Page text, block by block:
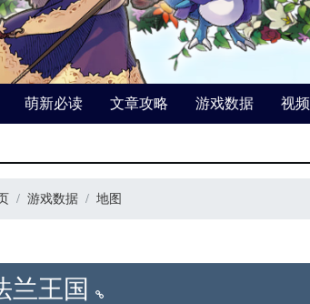
萌新必读 文章攻略 游戏数据 视频
游戏数据 地图
兰王国